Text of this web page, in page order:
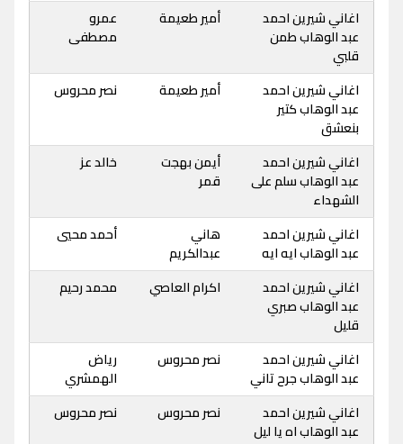
اغاني شيرين احمد
عبد الوهاب طمن
قلبي
أمير طعيمة
عمرو
مصطفى
اغاني شيرين احمد
عبد الوهاب كتير
بنعشق
أمير طعيمة نصر محروس
اغاني شيرين احمد
عبد الوهاب سلم على
الشهداء
أيمن بهجت
قمر
خالد عز
اغاني شيرين احمد
عبد الوهاب ايه ايه
هاني
عبدالكريم
أحمد محيي
اغاني شيرين احمد
عبد الوهاب صبري
قليل
اكرام العاصي محمد رحيم
اغاني شيرين احمد
عبد الوهاب جرح تاني
نصر محروس
رياض
الهمشري
اغاني شيرين احمد
عبد الوهاب اه يا ليل
نصر محروس نصر محروس